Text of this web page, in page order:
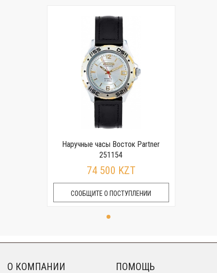
Наручные часы Восток Partner
251154
74 500 KZT
СООБЩИТЕ О ПОСТУПЛЕНИИ
О КОМПАНИИ ПОМОЩЬ